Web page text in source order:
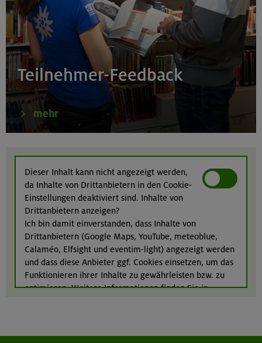
München
21.08.26
Klettertreff indoor
München
Kitzbüheler Alpen
22./23.08.26
Bouldern für Einsteiger indoor
München
Teilnehmer-Feedback
mehr
Dieser Inhalt kann nicht angezeigt werden,
da Inhalte von Drittanbietern in den Cookie-
Einstellungen deaktiviert sind. Inhalte von
Drittanbietern anzeigen?
Ich bin damit einverstanden, dass Inhalte von
Drittanbietern (Google Maps, YouTube, meteoblue,
Calaméo, Elfsight und eventim-light) angezeigt werden
und dass diese Anbieter ggf. Cookies einsetzen, um das
Funktionieren ihrer Inhalte zu gewährleisten bzw. zu
optimieren. Weitere Informationen finden Sie in